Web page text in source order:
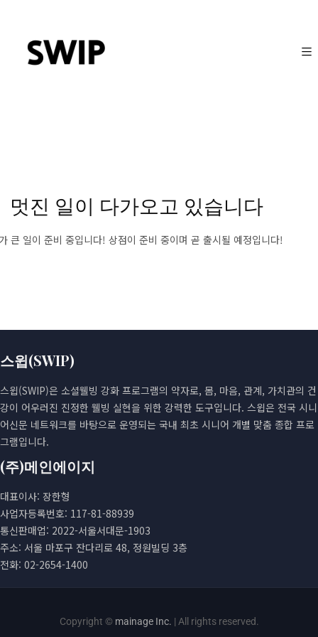
멋진 일이 다가오고 있습니다
큰 일이 준비 중입니다! 상점이 준비 중이며 곧 출시될 예정입니다!
스윕(SWIP)
스윕(SWIP)은 소셜웰빙 강화 프로그램의 약자로, 몸, 마음, 관계, 가치관의 건
강이 어우러진 진정한 웰빙 실현을 위한 강력한 도구입니다. 스윕은 전국 시니
어신문 네트워크를 바탕으로 운영되는 국내 최초 시니어 개별 맞춤 종합 프로
그램입니다.
(주)메인에이지
대표이사: 장한형
사업자등록번호: 117-81-88939
통신판매업: 2022-서울서대문-1903
주소: 서울 마포구 잔다리로 48, 정원빌딩 3층
전화: 02-2654-1400
Copyright © mainage Inc. | All rights reserved.